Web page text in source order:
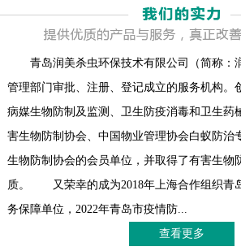
青岛润美杀虫环保技术有限公司（简称：
管理部门审批、注册、登记成立的服务机构。
病媒生物防制及监测、卫生防疫消毒和卫生药
害生物防制协会、中国物业管理协会白蚁防治
生物防制协会的会员单位，并取得了有害生物
质。 又荣幸的成为2018年上海合作组织青
务保障单位，2022年青岛市疫情防...
查看更多